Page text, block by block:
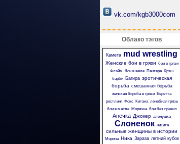
vk.com/kgb3000com
Облако тэгов
Камета mud wrestling
Женские бои в грязи бои в грязи
Флэйм бои в желе Пантера Крэш
барби
Багира эротическая
борьба смешанная борьба
женская борьба в грязи Беретта
рестлинг Фокс Китана лечебная грязь
бои в масле
Морячка бои без правил
Анечка Джокер аленушка
Слоненок никита
сильные женщины в истории
Моряча Ника Зараза летний кубок